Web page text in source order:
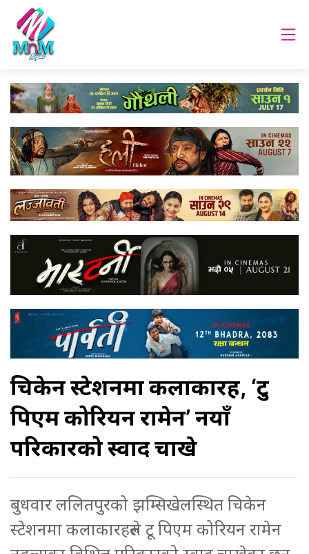
चिकेन स्टेशनमा कलाकारहरु, ‘टु
पिएम कोरियन रामेन’ नयाँ
परिकारको स्वाद चाखे
बुधवार ललितपुरको झम्सिखेलस्थित चिकेन
स्टेशनमा कलाकारहरुले टू पिएम कोरियन रामेन